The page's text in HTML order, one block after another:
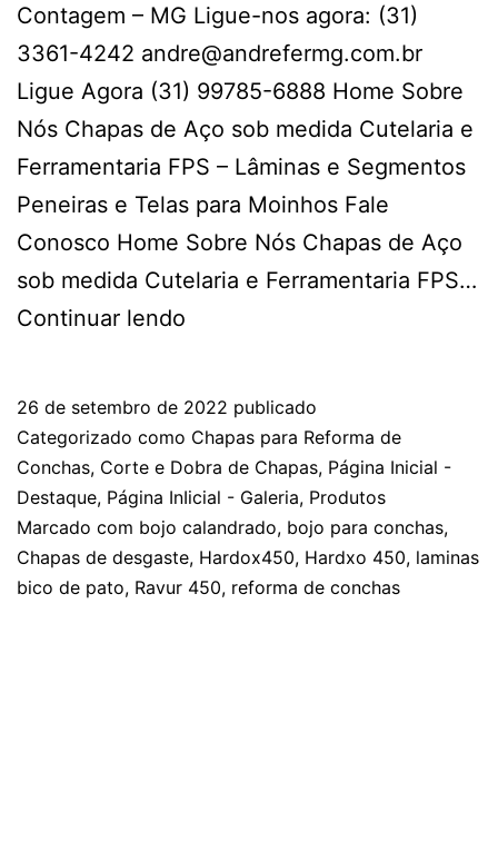
Contagem – MG Ligue-nos agora: (31)
3361-4242 andre@andrefermg.com.br
Ligue Agora (31) 99785-6888 Home Sobre
Nós Chapas de Aço sob medida Cutelaria e
Ferramentaria FPS – Lâminas e Segmentos
Peneiras e Telas para Moinhos Fale
Conosco Home Sobre Nós Chapas de Aço
sob medida Cutelaria e Ferramentaria FPS…
Continuar lendo
26 de setembro de 2022 publicado
Categorizado como Chapas para Reforma de
Conchas, Corte e Dobra de Chapas, Página Inicial -
Destaque, Página InIicial - Galeria, Produtos
Marcado com bojo calandrado, bojo para conchas,
Chapas de desgaste, Hardox450, Hardxo 450, laminas
bico de pato, Ravur 450, reforma de conchas